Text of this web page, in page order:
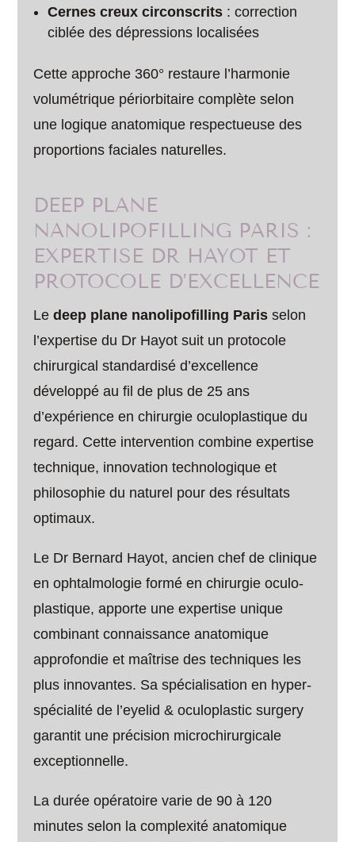
Cernes creux circonscrits : correction
ciblée des dépressions localisées
Cette approche 360° restaure l’harmonie
volumétrique périorbitaire complète selon
une logique anatomique respectueuse des
proportions faciales naturelles.
DEEP PLANE
NANOLIPOFILLING PARIS :
EXPERTISE DR HAYOT ET
PROTOCOLE D’EXCELLENCE
Ledeep plane nanolipofilling Paris selon
l’expertise du Dr Hayot suit un protocole
chirurgical standardisé d’excellence
développé au fil de plus de 25 ans
d’expérience en chirurgie oculoplastique du
regard. Cette intervention combine expertise
technique, innovation technologique et
philosophie du naturel pour des résultats
optimaux.
Le Dr Bernard Hayot, ancien chef de clinique
en ophtalmologie formé en chirurgie oculo-
plastique, apporte une expertise unique
combinant connaissance anatomique
approfondie et maîtrise des techniques les
plus innovantes. Sa spécialisation en hyper-
spécialité de l’eyelid & oculoplastic surgery
garantit une précision microchirurgicale
exceptionnelle.
La durée opératoire varie de 90 à 120
minutes selon la complexité anatomique